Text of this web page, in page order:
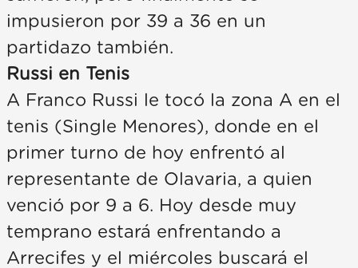
impusieron por 39 a 36 en un
partidazo también.
Russi en Tenis
A Franco Russi le tocó la zona A en el
tenis (Single Menores), donde en el
primer turno de hoy enfrentó al
representante de Olavaria, a quien
venció por 9 a 6. Hoy desde muy
temprano estará enfrentando a
Arrecifes y el miércoles buscará el